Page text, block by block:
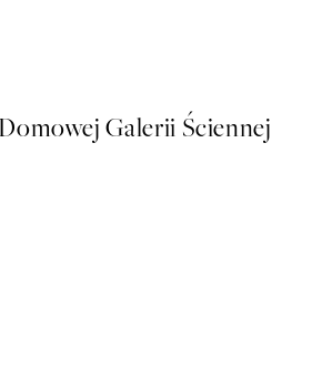
Galerii Ściennej